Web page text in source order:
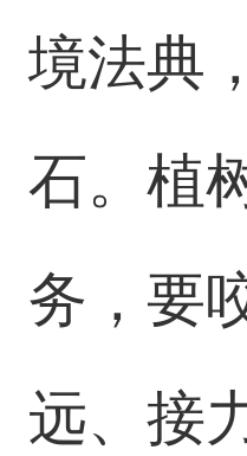
境法典
石。植
务，要
远、接